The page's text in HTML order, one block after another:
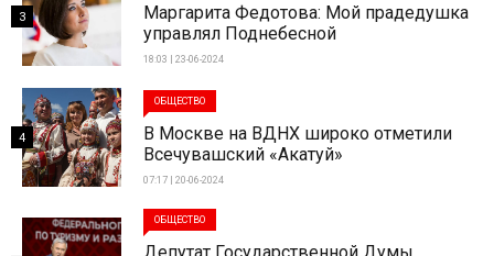
Маргарита Федотова: Мой прадедушка
управлял Поднебесной
18:03 | 23-06-2024
3
ОБЩЕСТВО
В Москве на ВДНХ широко отметили
Всечувашский «Акатуй»
07:17 | 20-06-2024
4
ОБЩЕСТВО